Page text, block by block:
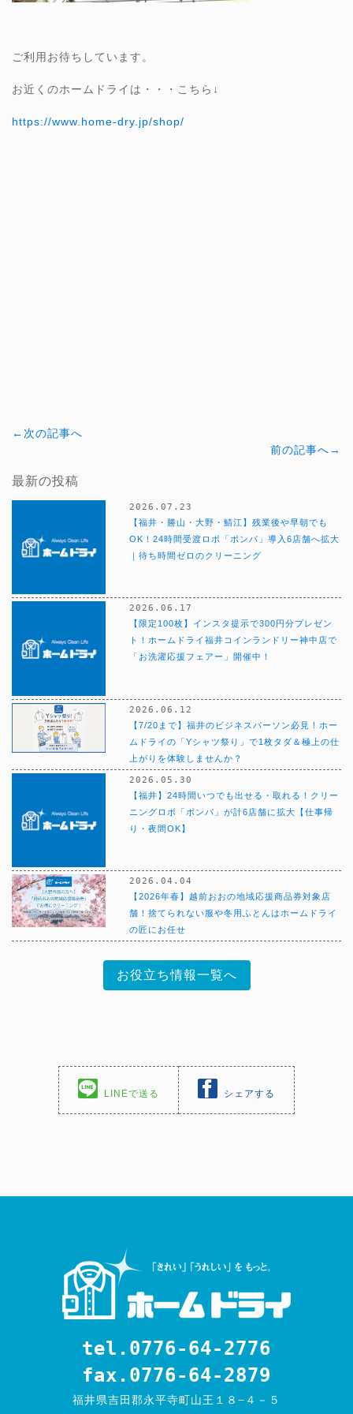
ご利用お待ちしています。
お近くのホームドライは・・・こちら↓
https://www.home-dry.jp/shop/
←次の記事へ
前の記事へ→
最新の投稿
2026.07.23
【福井・勝山・大野・鯖江】残業後や早朝でも
OK！24時間受渡ロボ「ポンパ」導入6店舗へ拡大
｜待ち時間ゼロのクリーニング
2026.06.17
【限定100枚】インスタ提示で300円分プレゼン
ト！ホームドライ福井コインランドリー神中店で
「お洗濯応援フェアー」開催中！
2026.06.12
【7/20まで】福井のビジネスパーソン必見！ホー
ムドライの「Yシャツ祭り」で1枚タダ＆極上の仕
上がりを体験しませんか？
2026.05.30
【福井】24時間いつでも出せる・取れる！クリー
ニングロボ「ポンパ」が計6店舗に拡大【仕事帰
り・夜間OK】
2026.04.04
【2026年春】越前おおの地域応援商品券対象店
舗！捨てられない服や冬用ふとんはホームドライ
の匠にお任せ
お役立ち情報一覧へ
LINEで送る シェアする
tel.0776-64-2776
fax.0776-64-2879
福井県吉田郡永平寺町山王１８−４－５